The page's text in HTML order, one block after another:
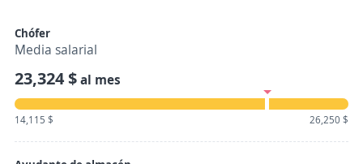
Chófer
Media salarial
23,324 $al mes
14,115 $ 26,250 $